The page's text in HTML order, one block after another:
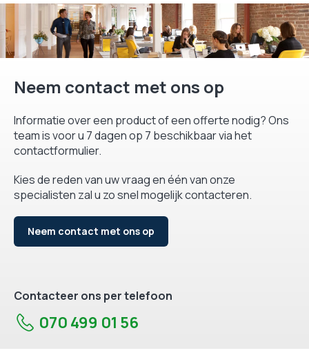
Neem contact met ons op
Informatie over een product of een offerte nodig? Ons
team is voor u 7 dagen op 7 beschikbaar via het
contactformulier.
Kies de reden van uw vraag en één van onze
specialisten zal u zo snel mogelijk contacteren.
Neem contact met ons op
Contacteer ons per telefoon
070 499 01 56